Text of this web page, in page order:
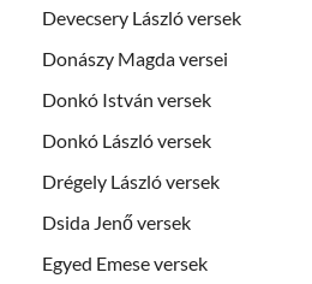
Devecsery László versek
Donászy Magda versei
Donkó István versek
Donkó László versek
Drégely László versek
Dsida Jenő versek
Egyed Emese versek